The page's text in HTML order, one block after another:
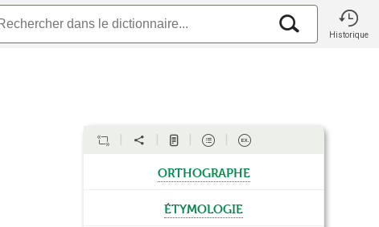
Historique
orthographe
étymologie